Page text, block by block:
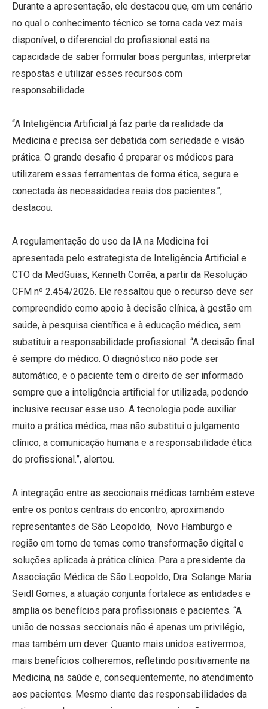
Durante a apresentação, ele destacou que, em um cenário
no qual o conhecimento técnico se torna cada vez mais
disponível, o diferencial do profissional está na
capacidade de saber formular boas perguntas, interpretar
respostas e utilizar esses recursos com
responsabilidade.
“A Inteligência Artificial já faz parte da realidade da
Medicina e precisa ser debatida com seriedade e visão
prática. O grande desafio é preparar os médicos para
utilizarem essas ferramentas de forma ética, segura e
conectada às necessidades reais dos pacientes.”,
destacou.
A regulamentação do uso da IA na Medicina foi
apresentada pelo estrategista de Inteligência Artificial e
CTO da MedGuias, Kenneth Corrêa, a partir da Resolução
CFM nº 2.454/2026. Ele ressaltou que o recurso deve ser
compreendido como apoio à decisão clínica, à gestão em
saúde, à pesquisa científica e à educação médica, sem
substituir a responsabilidade profissional. “A decisão final
é sempre do médico. O diagnóstico não pode ser
automático, e o paciente tem o direito de ser informado
sempre que a inteligência artificial for utilizada, podendo
inclusive recusar esse uso. A tecnologia pode auxiliar
muito a prática médica, mas não substitui o julgamento
clínico, a comunicação humana e a responsabilidade ética
do profissional.”, alertou.
A integração entre as seccionais médicas também esteve
entre os pontos centrais do encontro, aproximando
representantes de São Leopoldo, Novo Hamburgo e
região em torno de temas como transformação digital e
soluções aplicada à prática clínica. Para a presidente da
Associação Médica de São Leopoldo, Dra. Solange Maria
Seidl Gomes, a atuação conjunta fortalece as entidades e
amplia os benefícios para profissionais e pacientes. “A
união de nossas seccionais não é apenas um privilégio,
mas também um dever. Quanto mais unidos estivermos,
mais benefícios colheremos, refletindo positivamente na
Medicina, na saúde e, consequentemente, no atendimento
aos pacientes. Mesmo diante das responsabilidades da